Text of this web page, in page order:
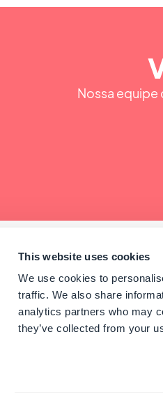
This website uses cookies
We use cookies to
traffic. We also share
analytics partners who may
they’ve collected from your
Nossa equipe